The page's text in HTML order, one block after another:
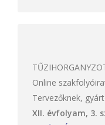
Online
Tervezőknek,
XII. évfolyam, 3.